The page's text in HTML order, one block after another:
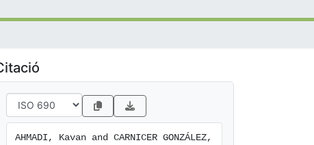
AHMADI, Kavan and CARNICER GONZÁLEZ,